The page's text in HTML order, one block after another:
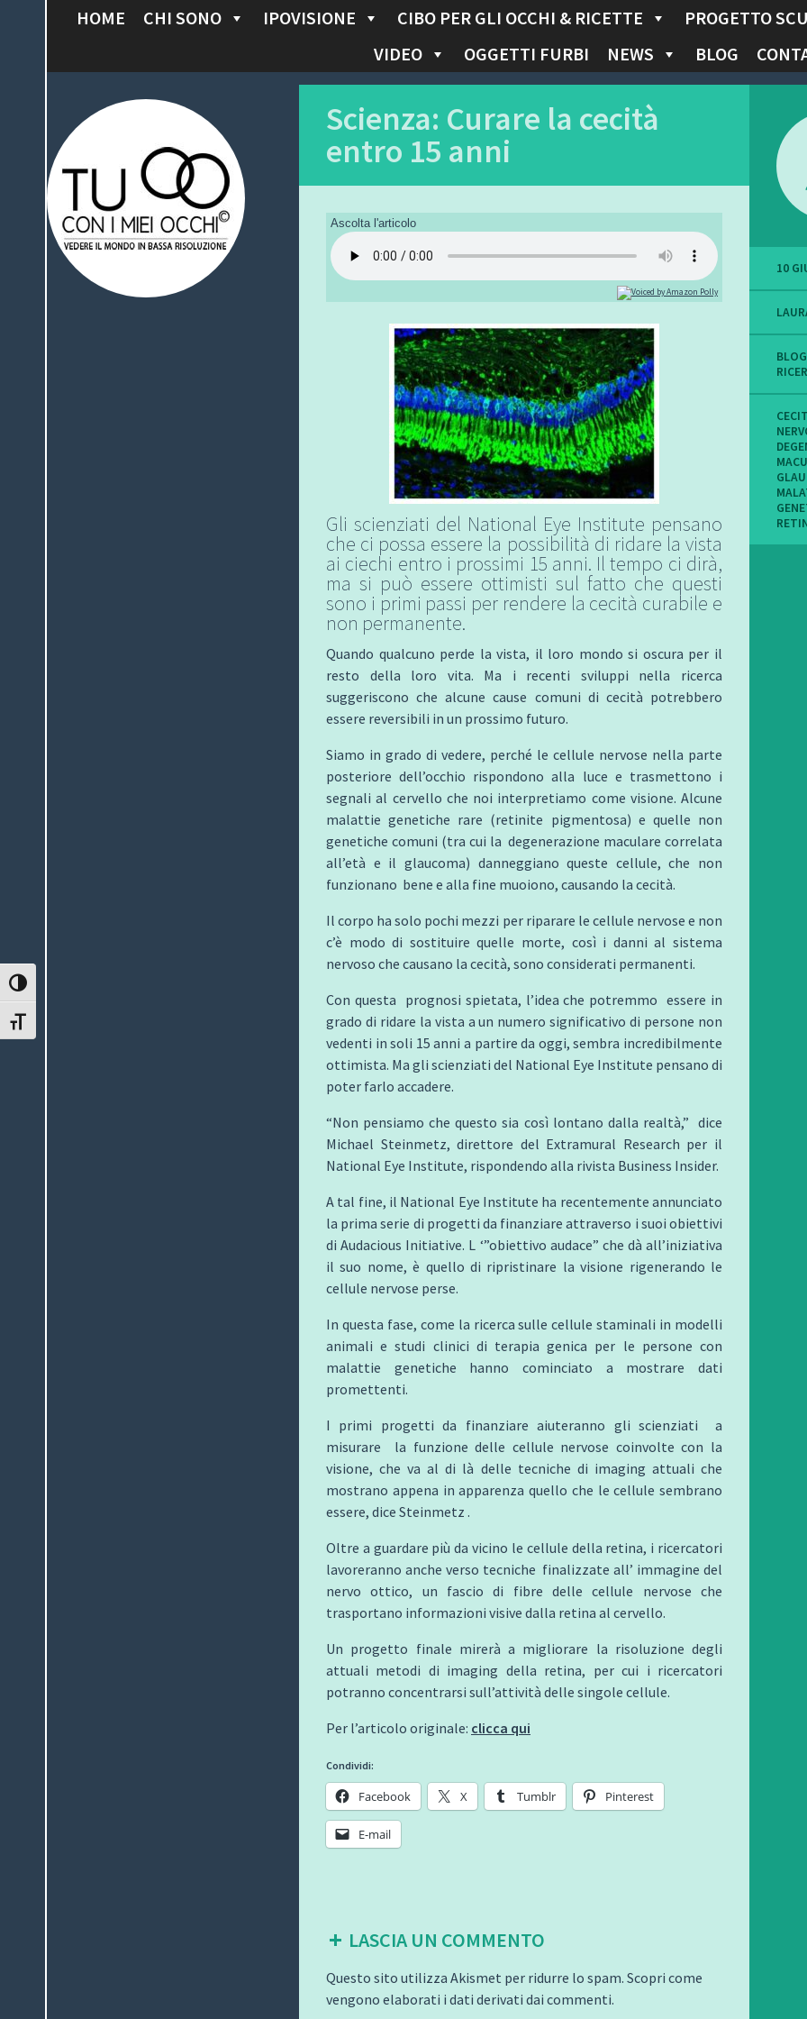
ATTIVA/DISATTIVA ALTO CONTRASTO
ATTIVA/DISATTIVA DIMENSIONE TESTO
I
C
O
N
T
HOME CHI SONO IPOVISIONE CIBO PER GLI OCCHI & RICETTE PROGETTO
VIDEO
OGGETTI FURBI NEWS BLOG
Tu con i miei
occhi
Scienza: Curare la cecità
entro 15 anni
Ascolta l'articolo
Gli scienziati del National Eye Institute pensano
che ci possa essere la possibilità di ridare la vista
ai ciechi entro i prossimi 15 anni. Il tempo ci dirà,
ma si può essere ottimisti sul fatto che questi
sono i primi passi per rendere la cecità curabile e
non permanente.
Quando qualcuno perde la vista, il loro mondo si oscura per il
resto della loro vita. Ma i recenti sviluppi nella ricerca
suggeriscono che alcune cause comuni di cecità potrebbero
essere reversibili in un prossimo futuro.
Siamo in grado di vedere, perché le cellule nervose nella parte
posteriore dell’occhio rispondono alla luce e trasmettono i
segnali al cervello che noi interpretiamo come visione. Alcune
malattie genetiche rare (retinite pigmentosa) e quelle non
genetiche comuni (tra cui la degenerazione maculare correlata
all’età e il glaucoma) danneggiano queste cellule, che non
funzionano bene e alla fine muoiono, causando la cecità.
Il corpo ha solo pochi mezzi per riparare le cellule nervose e non
c’è modo di sostituire quelle morte, così i danni al sistema
nervoso che causano la cecità, sono considerati permanenti.
Con questa prognosi spietata, l’idea che potremmo essere in
grado di ridare la vista a un numero significativo di persone non
vedenti in soli 15 anni a partire da oggi, sembra incredibilmente
ottimista. Ma gli scienziati del National Eye Institute pensano di
poter farlo accadere.
“Non pensiamo che questo sia così lontano dalla realtà,” dice
Michael Steinmetz, direttore del Extramural Research per il
National Eye Institute, rispondendo alla rivista Business Insider.
A tal fine, il National Eye Institute ha recentemente annunciato
la prima serie di progetti da finanziare attraverso i suoi obiettivi
di Audacious Initiative. L ‘”obiettivo audace” che dà all’iniziativa
il suo nome, è quello di ripristinare la visione rigenerando le
cellule nervose perse.
In questa fase, come la ricerca sulle cellule staminali in modelli
animali e studi clinici di terapia genica per le persone con
malattie genetiche hanno cominciato a mostrare dati
promettenti.
I primi progetti da finanziare aiuteranno gli scienziati a
misurare la funzione delle cellule nervose coinvolte con la
visione, che va al di là delle tecniche di imaging attuali che
mostrano appena in apparenza quello che le cellule sembrano
essere, dice Steinmetz .
Oltre a guardare più da vicino le cellule della retina, i ricercatori
lavoreranno anche verso tecniche finalizzate all’ immagine del
nervo ottico, un fascio di fibre delle cellule nervose che
trasportano informazioni visive dalla retina al cervello.
Un progetto finale mirerà a migliorare la risoluzione degli
attuali metodi di imaging della retina, per cui i ricercatori
potranno concentrarsi sull’attività delle singole cellule.
Per l’articolo originale: clicca qui
Condividi:
Facebook X Tumblr Pinterest
E-mail
LASCIA UN COMMENTO
Questo sito utilizza Akismet per ridurre lo spam. Scopri come
vengono elaborati i dati derivati dai commenti.
10
BLOG